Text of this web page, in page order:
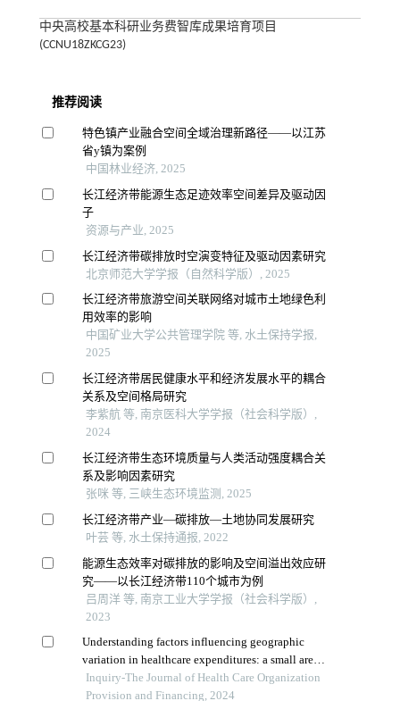
中央高校基本科研业务费智库成果培育项目
(CCNU18ZKCG23)